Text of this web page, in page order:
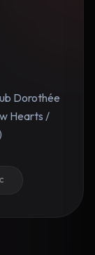
Dorothée
Hearts /